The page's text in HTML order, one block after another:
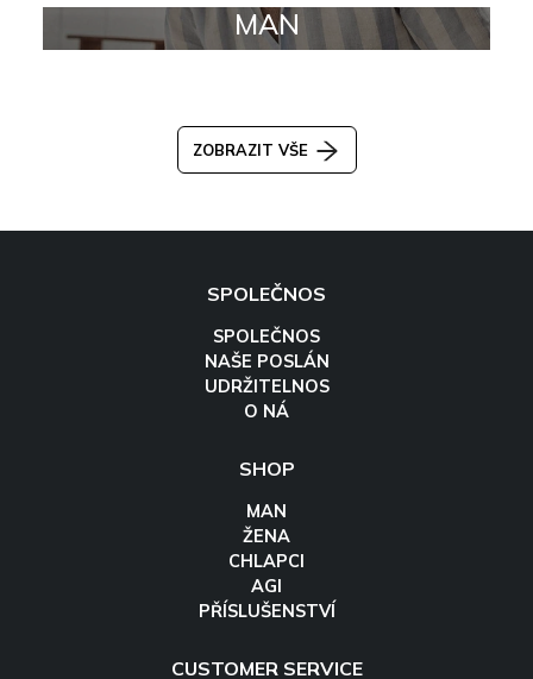
MAN
ZOBRAZIT VŠE
SPOLEČNOS
SPOLEČNOS
NAŠE POSLÁN
UDRŽITELNOS
O NÁ
SHOP
MAN
ŽENA
CHLAPCI
AGI
PŘÍSLUŠENSTVÍ
CUSTOMER SERVICE